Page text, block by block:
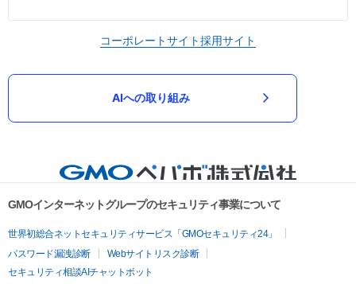
コーポレートサイト採用サイト
AIへの取り組み
GMOインターネットグループのセキュリティ事業について
世界初総合ネットセキュリティサービス「GMOセキュリティ24」
パスワード漏洩診断
Webサイトリスク診断
セキュリティ相談AIチャットボット